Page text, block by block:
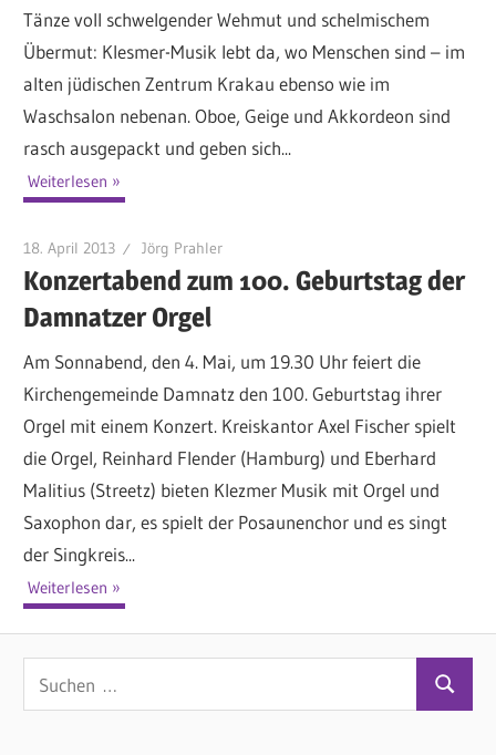
Tänze voll schwelgender Wehmut und schelmischem
Übermut: Klesmer-Musik lebt da, wo Menschen sind – im
alten jüdischen Zentrum Krakau ebenso wie im
Waschsalon nebenan. Oboe, Geige und Akkordeon sind
rasch ausgepackt und geben sich...
Weiterlesen
18. April 2013 Jörg Prahler
Konzertabend zum 100. Geburtstag der
Damnatzer Orgel
Am Sonnabend, den 4. Mai, um 19.30 Uhr feiert die
Kirchengemeinde Damnatz den 100. Geburtstag ihrer
Orgel mit einem Konzert. Kreiskantor Axel Fischer spielt
die Orgel, Reinhard Flender (Hamburg) und Eberhard
Malitius (Streetz) bieten Klezmer Musik mit Orgel und
Saxophon dar, es spielt der Posaunenchor und es singt
der Singkreis...
Weiterlesen
u